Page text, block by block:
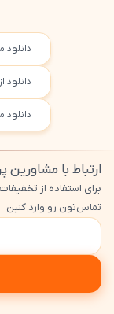
دانلود
ارتباط با مشاورین
برای استفاده از
تماس‌تون رو وارد کنین